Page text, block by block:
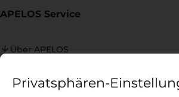
APELOS Service
Über APELOS
Praxiswertrechner
Privatsphären-